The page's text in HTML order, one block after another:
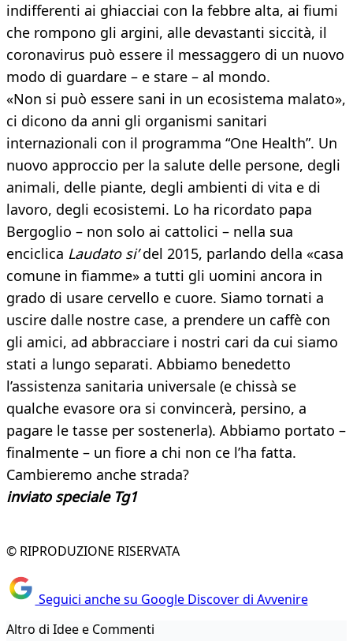
indifferenti ai ghiacciai con la febbre alta, ai fiumi
che rompono gli argini, alle devastanti siccità, il
coronavirus può essere il messaggero di un nuovo
modo di guardare – e stare – al mondo.
«Non si può essere sani in un ecosistema malato»,
ci dicono da anni gli organismi sanitari
internazionali con il programma “One Health”. Un
nuovo approccio per la salute delle persone, degli
animali, delle piante, degli ambienti di vita e di
lavoro, degli ecosistemi. Lo ha ricordato papa
Bergoglio – non solo ai cattolici – nella sua
enciclica Laudato si’del 2015, parlando della «casa
comune in fiamme» a tutti gli uomini ancora in
grado di usare cervello e cuore. Siamo tornati a
uscire dalle nostre case, a prendere un caffè con
gli amici, ad abbracciare i nostri cari da cui siamo
stati a lungo separati. Abbiamo benedetto
l’assistenza sanitaria universale (e chissà se
qualche evasore ora si convincerà, persino, a
pagare le tasse per sostenerla). Abbiamo portato –
finalmente – un fiore a chi non ce l’ha fatta.
Cambieremo anche strada?
inviato speciale Tg1
© RIPRODUZIONE RISERVATA
Seguici anche su Google Discover di Avvenire
Altro di Idee e Commenti